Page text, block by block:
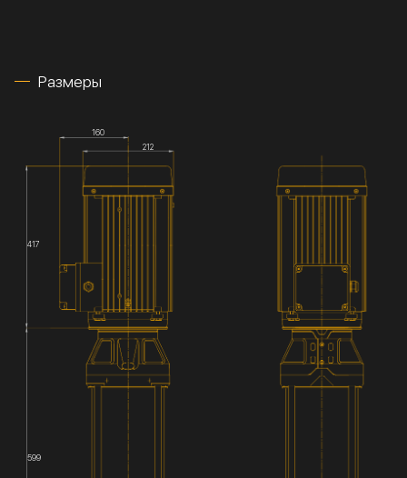
Размеры
160
212
417
599